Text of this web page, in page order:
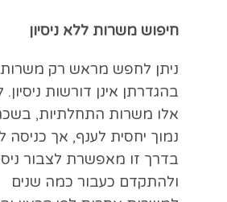
חיפוש משרות ללא ניסיון
ניתן לחפש מראש רק
בהגדרתן אינן דורשות ניסיון.
אלו משרות התחלתיות,
נמוך יחסית לענף, אך כניסה
בדרך זו מאפשרת לצבור
ולהתקדם כעבור כמה שנים